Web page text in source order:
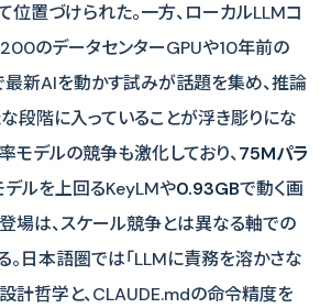
位置づけられた。一方、ローカルLLMコ
のデータセンターGPUや10年前の
新AIを動かす試みが話題を集め、推論
段階に入っていることが浮き彫りにな
モデルの競争も激化しており、75Mパラ
デルを上回るKeyLMや0.93GBで動く画
場は、スケール競争とは異なる軸での
。日本語圏では「LLMに責務を溶かさな
設計哲学と、CLAUDE.mdの命令精度を